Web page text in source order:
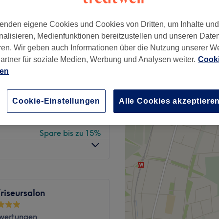
ab 22,10 €
ab 25,50 €
Spare bis zu 15%
Spare bis zu 15%
eigene Cookies und Cookies von Dritten, um Inhalte
Medienfunktionen bereitzustellen und unseren
Wir geben auch Informationen über die Nutzung unserer
für soziale Medien, Werbung und Analysen weiter.
Cookie-Einstellungen Alle Cookies